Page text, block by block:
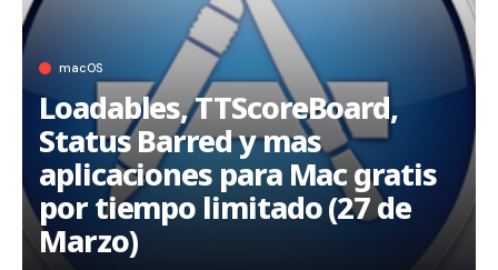
macOS
Loadables, TTScoreBoard,
Status Barred y mas
aplicaciones para Mac gratis
por tiempo limitado (27 de
Marzo)